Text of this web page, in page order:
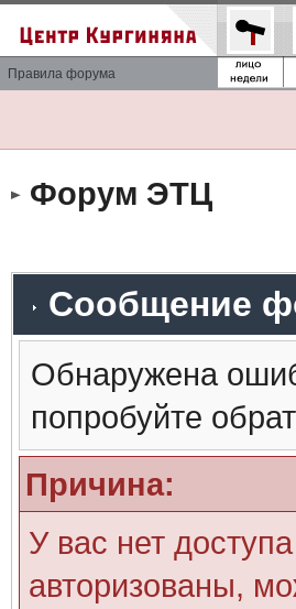
Правила форума
Форум ЭТЦ
Сообщение
Обнаружена
попробуйте
Причина:
У вас нет
авторизованы,